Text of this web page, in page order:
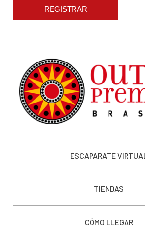
REGISTRAR
ESCAPARATE VIRTUAL
TIENDAS
CÓMO LLEGAR